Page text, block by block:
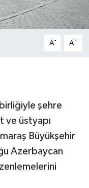
A- A+
şehre
ve üstyapı
Büyükşehir
Azerbaycan